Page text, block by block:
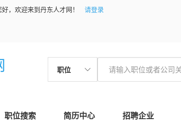
好，欢迎来到丹东人才网！
请登录
职位
职位搜索 简历中心 招聘企业